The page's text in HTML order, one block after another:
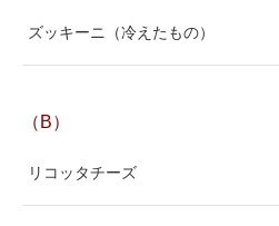
ズッキーニ（冷えたもの）
（B）
リコッタチーズ